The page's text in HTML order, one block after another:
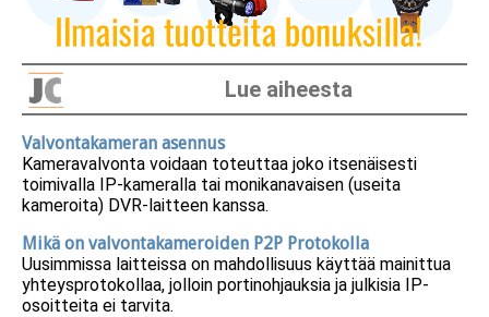
Lue aiheesta
Valvontakameran asennus
Kameravalvonta voidaan toteuttaa joko itsenäisesti
toimivalla IP-kameralla tai monikanavaisen (useita
kameroita) DVR-laitteen kanssa.
Mikä on valvontakameroiden P2P Protokolla
Uusimmissa laitteissa on mahdollisuus käyttää mainittua
yhteysprotokollaa, jolloin portinohjauksia ja julkisia IP-
osoitteita ei tarvita.